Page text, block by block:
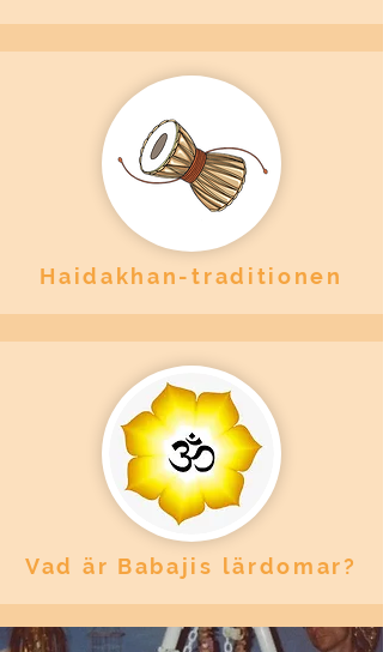
Haidakhan-traditionen
Vad är Babajis lärdomar?